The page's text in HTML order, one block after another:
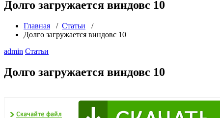
Долго загружается виндовс 10
Главная / Статьи /
Долго загружается виндовс 10
admin Статьи
Долго загружается виндовс 10